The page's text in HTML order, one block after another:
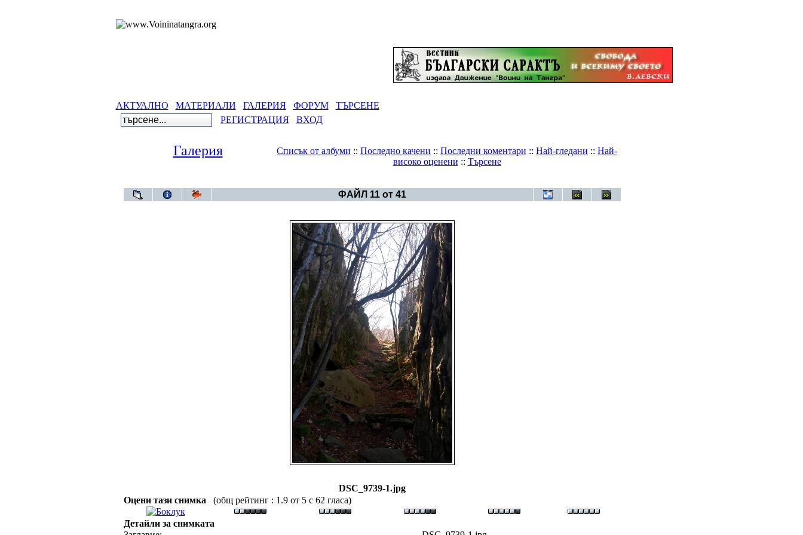
АКТУАЛНО МАТЕРИАЛИ ГАЛЕРИЯ ФОРУМ
ТЪРСЕНЕ
РЕГИСТРАЦИЯ
ВХОД
Галерия Списък от албуми :: Последно качени :: Последни коментари :: Най-гледани :: Най-
високо оценени :: Търсене
ФАЙЛ 11 от 41
DSC_9739-1.jpg
Оцени тази снимка
(общ рейтинг : 1.9 от 5 с 62 гласа)
Детайли за снимката